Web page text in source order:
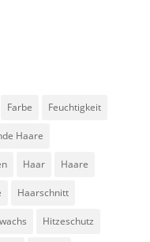
Farbe Feuchtigkeit
Haare
Haar Haare
Haarschnitt
Hitzeschutz